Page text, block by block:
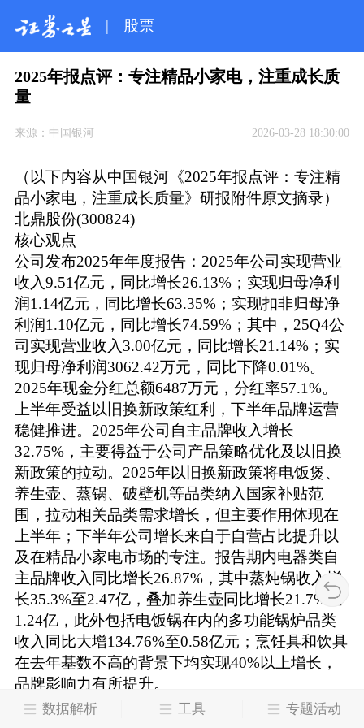
| 股票
2025年报点评：专注精品小家电，注重成长质
量
来源： 中国银河 2026-03-28 18:30:00
（以下内容从中国银河《2025年报点评：专注精
品小家电，注重成长质量》研报附件原文摘录）
北鼎股份(300824)
核心观点
公司发布2025年年度报告：2025年公司实现营业
收入9.51亿元，同比增长26.13%；实现归母净利
润1.14亿元，同比增长63.35%；实现扣非归母净
利润1.10亿元，同比增长74.59%；其中，25Q4公
司实现营业收入3.00亿元，同比增长21.14%；实
现归母净利润3062.42万元，同比下降0.01%。
2025年现金分红总额6487万元，分红率57.1%。
上半年受益以旧换新政策红利，下半年品牌运营
稳健推进。2025年公司自主品牌收入增长
32.75%，主要得益于公司产品策略优化及以旧换
新政策的拉动。2025年以旧换新政策将电饭煲、
养生壶、蒸锅、破壁机等品类纳入国家补贴范
围，拉动相关品类需求增长，但主要作用体现在
上半年；下半年公司增长来自于自营占比提升以
及在精品小家电市场的专注。报告期内电器类自
主品牌收入同比增长26.87%，其中蒸炖锅收入增
长35.3%至2.47亿，叠加养生壶同比增长21.7%至
1.24亿，此外包括电饭锅在内的多功能锅炉品类
收入同比大增134.76%至0.58亿元；烹饪具和饮具
在去年基数不高的背景下均实现40%以上增长，
品牌影响力有所提升。
毛利率提升叠加收入结构优化，公司盈利能力改
数据解析 工具 专题活动